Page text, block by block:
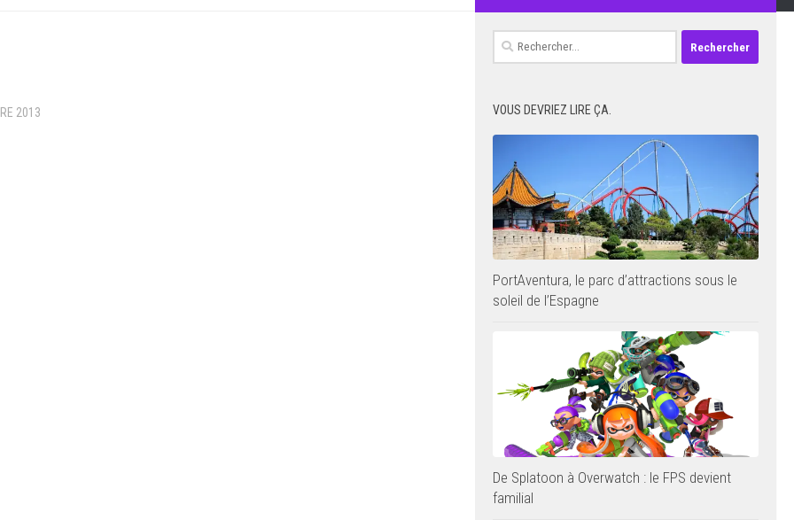
2013
Rechercher :
VOUS DEVRIEZ LIRE ÇA.
PortAventura, le parc d’attractions sous le
soleil de l’Espagne
De Splatoon à Overwatch : le FPS devient
familial